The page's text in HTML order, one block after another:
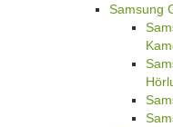
Samsung